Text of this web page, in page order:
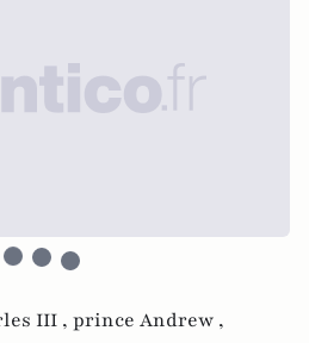
III , prince Andrew ,